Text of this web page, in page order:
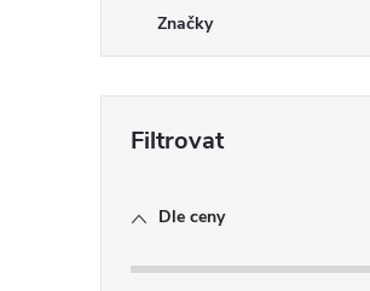
Značky
Dle ceny